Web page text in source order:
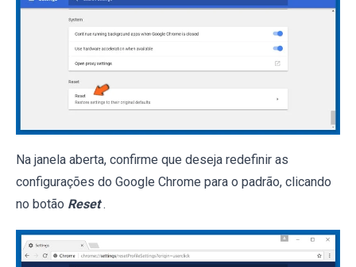
Na janela aberta, confirme que deseja redefinir as
configurações do Google Chrome para o padrão, clicando
no botão Reset .